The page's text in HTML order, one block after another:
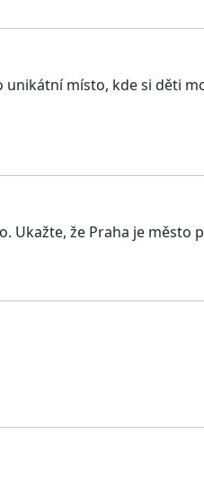
unikátní místo, kde si děti
Ukažte, že Praha je město